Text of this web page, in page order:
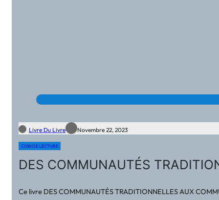
Livre Du Livre Novembre 22, 2023
COIN DE LECTURE
DES COMMUNAUTÉS
Ce livre DES COMMUNAUTÉS TRADITIONNELLES AUX